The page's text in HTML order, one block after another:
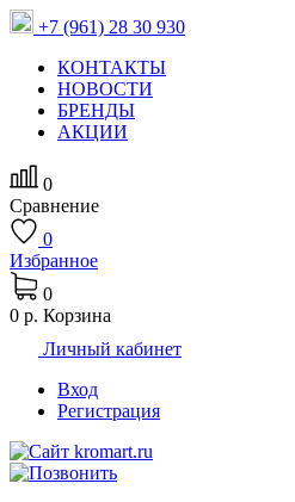
+7 (961) 28 30 930
КОНТАКТЫ
НОВОСТИ
БРЕНДЫ
АКЦИИ
0
Сравнение
0
Избранное
0
0 р. Корзина
Личный кабинет
Вход
Регистрация